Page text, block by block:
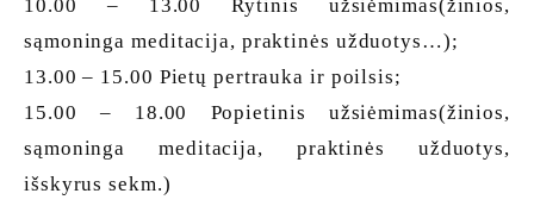
10.00 – 13.00 Rytinis užsiėmimas(žinios,
sąmoninga meditacija, praktinės užduotys…);
13.00 – 15.00 Pietų pertrauka ir poilsis;
15.00 – 18.00 Popietinis užsiėmimas(žinios,
sąmoninga meditacija, praktinės užduotys,
išskyrus sekm.)